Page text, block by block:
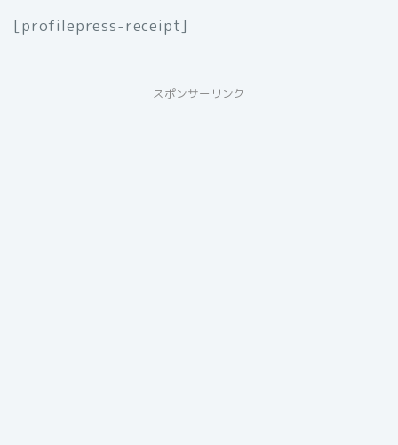
[profilepress-receipt]
スポンサーリンク